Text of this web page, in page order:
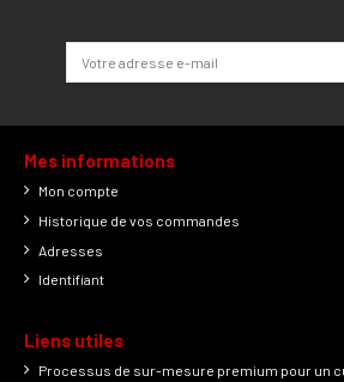
Mes informations
Mon compte
Historique de vos commandes
Adresses
Identifiant
Liens utiles
Processus de sur-mesure premium pour un